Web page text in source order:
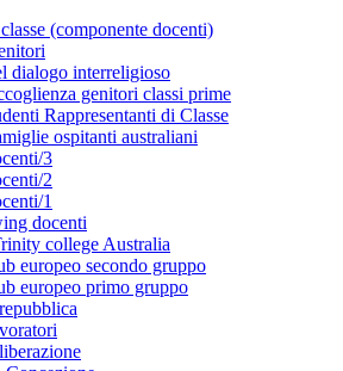
(componente docenti)
dialogo interreligioso
genitori classi prime
Rappresentanti di Classe
ospitanti australiani
3
2
1
docenti
college Australia
europeo secondo gruppo
europeo primo gruppo